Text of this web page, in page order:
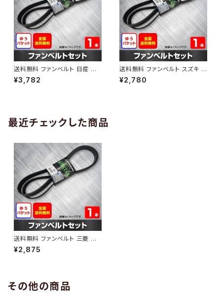
送料無料 ファンベルト 日産 キ
ューブ 型式Z12 H20.11～H24.
10 （国内トップメーカー） 1本 H
¥3,782
送料無料 ファンベルト スズキ ワ
ゴンR 型式MH34S H24.09～
H29.02 （国内トップメーカー）
¥2,780
最近チェックした商品
送料無料 ファンベルト 三菱 コ
ルト 型式Z23A H16.09～H18.
09 （国内トップメーカー） 1本 H
¥2,875
その他の商品